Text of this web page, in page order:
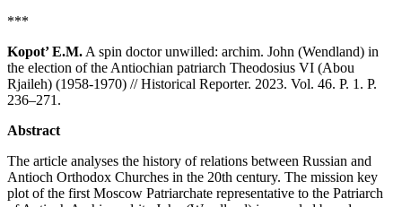
***
Kopot’ E.M. A spin doctor unwilled: archim. John (Wendland) in
the election of the Antiochian patriarch Theodosius VI (Abou
Rjaileh) (1958-1970) // Historical Reporter. 2023. Vol. 46. P. 1. P.
236–271.
Abstract
The article analyses the history of relations between Russian and
Antioch Orthodox Churches in the 20th century. The mission key
plot of the first Moscow Patriarchate representative to the Patriarch